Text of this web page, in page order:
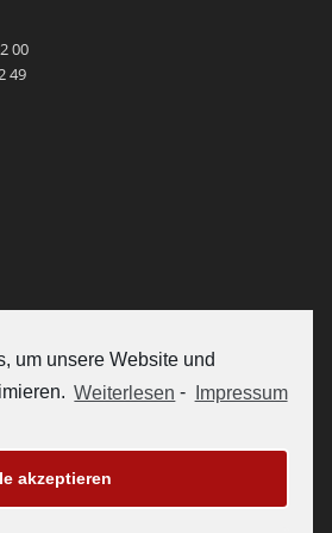
um unsere Website und
Weiterlesen - Impressum
akzeptieren
00
49